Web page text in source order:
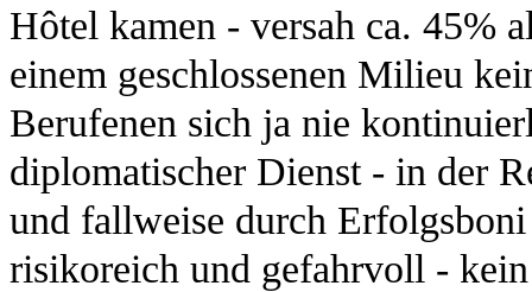
Hôtel kamen - versah ca. 45%
einem geschlossenen Milieu
Berufenen sich ja nie
diplomatischer Dienst - in der
und fallweise durch
risikoreich und gefahrvoll -